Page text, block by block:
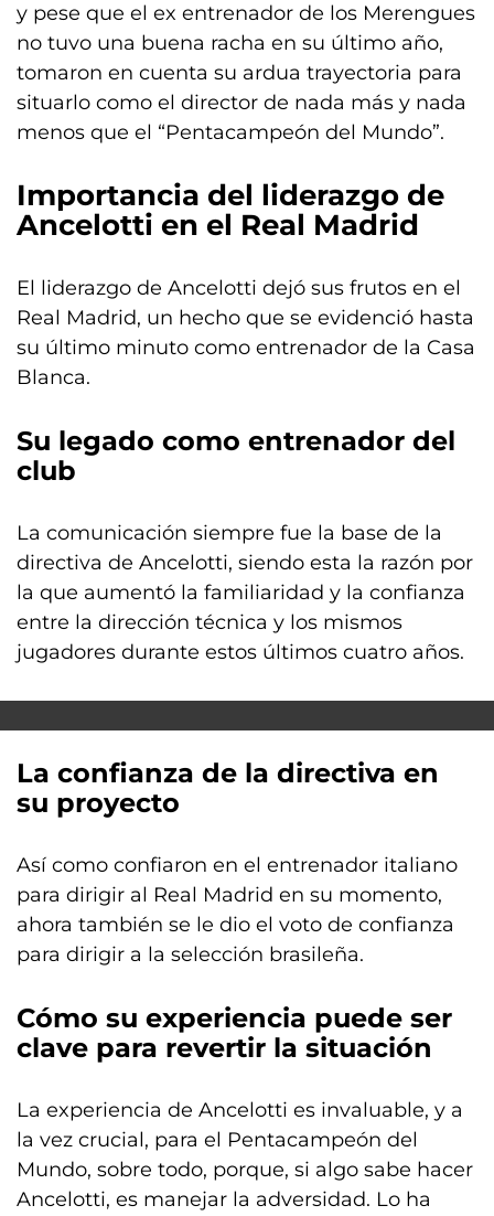
y pese que el ex entrenador de los Merengues
no tuvo una buena racha en su último año,
tomaron en cuenta su ardua trayectoria para
situarlo como el director de nada más y nada
menos que el “Pentacampeón del Mundo”.
Importancia del liderazgo de
Ancelotti en el Real Madrid
El liderazgo de Ancelotti dejó sus frutos en el
Real Madrid, un hecho que se evidenció hasta
su último minuto como entrenador de la Casa
Blanca.
Su legado como entrenador del
club
La comunicación siempre fue la base de la
directiva de Ancelotti, siendo esta la razón por
la que aumentó la familiaridad y la confianza
entre la dirección técnica y los mismos
jugadores durante estos últimos cuatro años.
La confianza de la directiva en
su proyecto
Así como confiaron en el entrenador italiano
para dirigir al Real Madrid en su momento,
ahora también se le dio el voto de confianza
para dirigir a la selección brasileña.
Cómo su experiencia puede ser
clave para revertir la situación
La experiencia de Ancelotti es invaluable, y a
la vez crucial, para el Pentacampeón del
Mundo, sobre todo, porque, si algo sabe hacer
Ancelotti, es manejar la adversidad. Lo ha